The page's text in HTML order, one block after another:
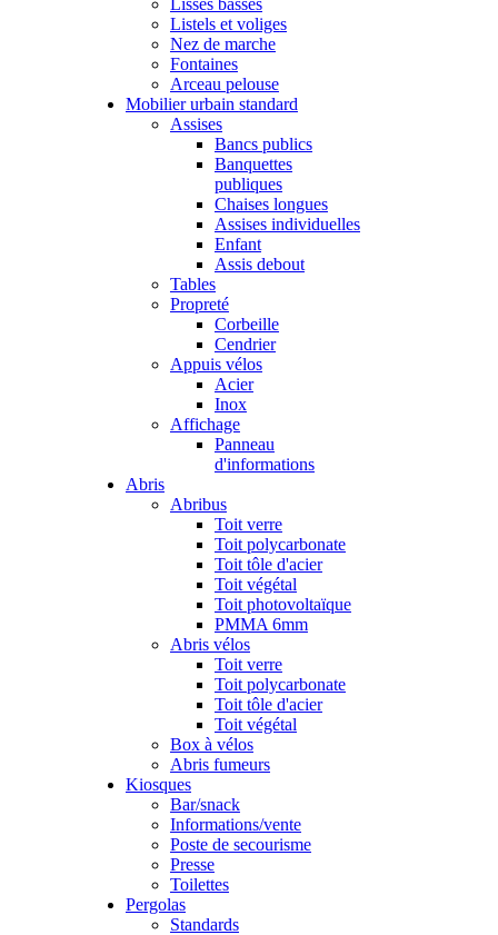
Lisses basses
Listels et voliges
Nez de marche
Fontaines
Arceau pelouse
Mobilier urbain standard
Assises
Bancs publics
Banquettes
publiques
Chaises longues
Assises individuelles
Enfant
Assis debout
Tables
Propreté
Corbeille
Cendrier
Appuis vélos
Acier
Inox
Affichage
Panneau
d'informations
Abris
Abribus
Toit verre
Toit polycarbonate
Toit tôle d'acier
Toit végétal
Toit photovoltaïque
PMMA 6mm
Abris vélos
Toit verre
Toit polycarbonate
Toit tôle d'acier
Toit végétal
Box à vélos
Abris fumeurs
Kiosques
Bar/snack
Informations/vente
Poste de secourisme
Presse
Toilettes
Pergolas
Standards